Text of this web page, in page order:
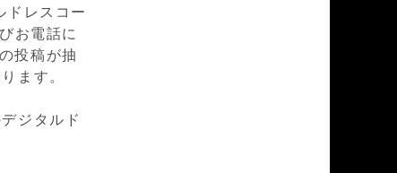
ドレスコー
お電話に
投稿が抽
ます。
ジタルド